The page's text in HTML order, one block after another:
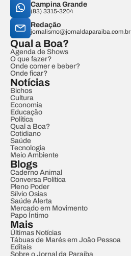
Campina Grande
(83) 3315-3204
Redação
jornalismo@jornaldaparaiba.com.br
Qual a Boa?
Agenda de Shows
O que fazer?
Onde comer e beber?
Onde ficar?
Notícias
Bichos
Cultura
Economia
Educação
Política
Qual a Boa?
Cotidiano
Saúde
Tecnologia
Meio Ambiente
Blogs
Caderno Animal
Conversa Política
Pleno Poder
Sílvio Osias
Saúde Alerta
Mercado em Movimento
Papo Íntimo
Mais
Últimas Notícias
Tábuas de Marés em João Pessoa
Editais
Sobre o Jornal da Paraíba